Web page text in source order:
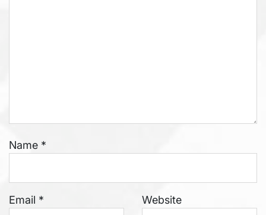
Name *
Email * Website